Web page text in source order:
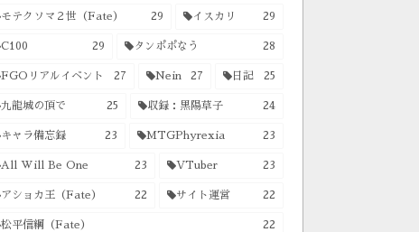
モテクソマ２世（Fate） 29 イスカリ 29
C100 29 タンポポなう 28
FGOリアルイベント 27 Nein 27 日記 25
九龍城の頂で 25 収録：黒陽草子 24
キャラ備忘録 23 MTGPhyrexia 23
All Will Be One 23 VTuber 23
アショカ王（Fate） 22 サイト運営 22
松平信綱（Fate） 22